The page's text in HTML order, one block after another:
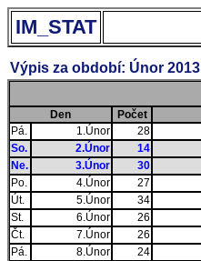
IM_STAT
Výpis za období: Únor 2013
Den
Počet
Pá.
1.Únor 28
So.
2.Únor 14
Ne.
3.Únor 30
Po.
4.Únor 27
Út.
5.Únor 34
St.
6.Únor 26
Čt.
7.Únor 26
Pá.
8.Únor 24